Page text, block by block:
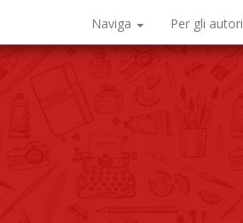
Naviga Per gli autori